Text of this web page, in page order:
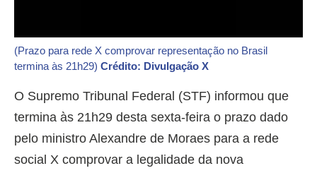
(Prazo para rede X comprovar representação no Brasil
termina às 21h29) Crédito: Divulgação X
O Supremo Tribunal Federal (STF) informou que
termina às 21h29 desta sexta-feira o prazo dado
pelo ministro Alexandre de Moraes para a rede
social X comprovar a legalidade da nova